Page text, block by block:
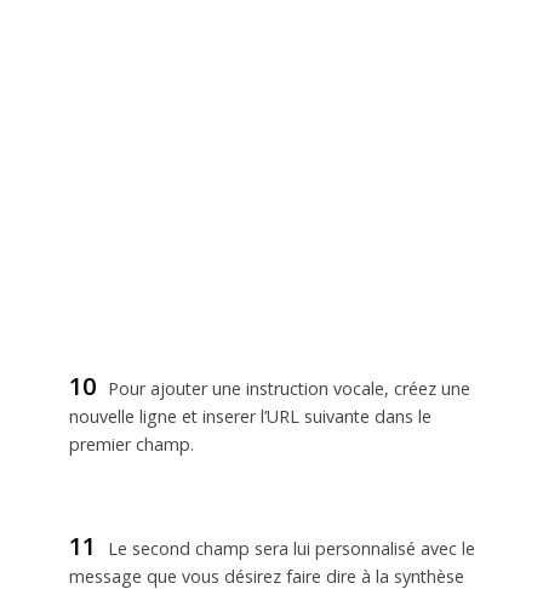
10
Pour ajouter une instruction vocale, créez une
nouvelle ligne et inserer l’URL suivante dans le
premier champ.
11
Le second champ sera lui personnalisé avec le
message que vous désirez faire dire à la synthèse